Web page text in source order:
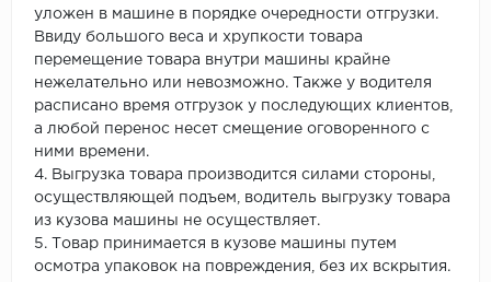
уложен в машине в порядке очередности отгрузки.
Ввиду большого веса и хрупкости товара
перемещение товара внутри машины крайне
нежелательно или невозможно. Также у водителя
расписано время отгрузок у последующих клиентов,
а любой перенос несет смещение оговоренного с
ними времени.
4. Выгрузка товара производится силами стороны,
осуществляющей подъем, водитель выгрузку товара
из кузова машины не осуществляет.
5. Товар принимается в кузове машины путем
осмотра упаковок на повреждения, без их вскрытия.